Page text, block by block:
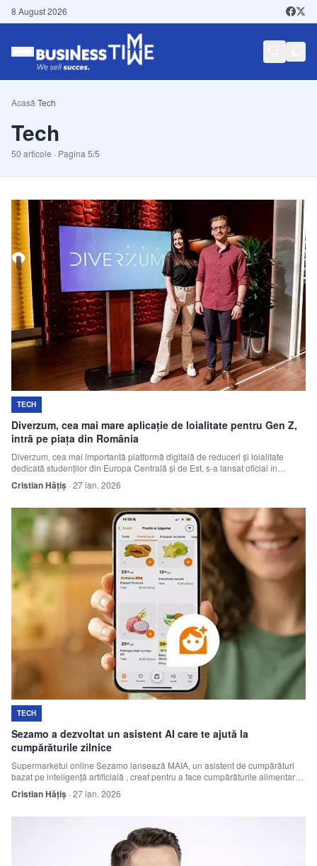
8 August 2026
Echipa
Contact
Acasă/Tech
Tech
50 articole · Pagina 5/5
TECH
Diverzum, cea mai mare aplicație de loialitate pentru Gen Z,
intră pe piața din România
Diverzum, cea mai importantă platformă digitală de reduceri și loialitate
dedicată studenților din Europa Centrală și de Est, s-a lansat oficial în
România. Extinderea s-a făcut integral cu resurse proprii.
Cristian Hățiș · 27 ian. 2026
TECH
Sezamo a dezvoltat un asistent AI care te ajută la
cumpărăturile zilnice
Supermarketul online Sezamo lansează MAIA, un asistent de cumpărături
bazat pe inteligență artificială , creat pentru a face cumpărăturile alimentare
de zi cu zi mai ușoare, mai rapide și mai puțin stresante.
Cristian Hățiș · 27 ian. 2026